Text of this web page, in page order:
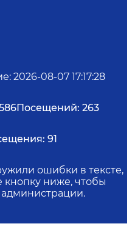
: 2026-08-07 17:17:28
Посещений: 263
91
ошибки в тексте,
кнопку ниже, чтобы